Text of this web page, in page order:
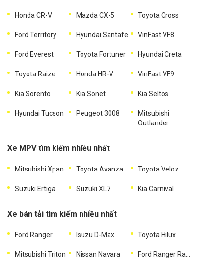
Honda CR-V Mazda CX-5 Toyota Cross
Ford Territory Hyundai Santafe VinFast VF8
Ford Everest Toyota Fortuner Hyundai Creta
Toyota Raize Honda HR-V VinFast VF9
Kia Sorento Kia Sonet Kia Seltos
Hyundai Tucson Peugeot 3008
Mitsubishi
Outlander
Xe MPV tìm kiếm nhiều nhất
Toyota Avanza Toyota Veloz
Suzuki Ertiga Suzuki XL7 Kia Carnival
Xe bán tải tìm kiếm nhiều nhất
Ford Ranger Isuzu D-Max Toyota Hilux
Mitsubishi Triton Nissan Navara